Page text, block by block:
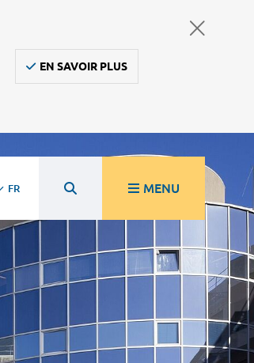
EN SAVOIR PLUS
FR MENU